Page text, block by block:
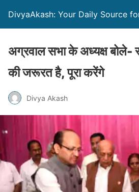
DivyaAkash: Your Daily Source
अग्रवाल सभा के अध्यक्ष बोले-
की जरूरत है, पूरा करेंगे
Divya Akash